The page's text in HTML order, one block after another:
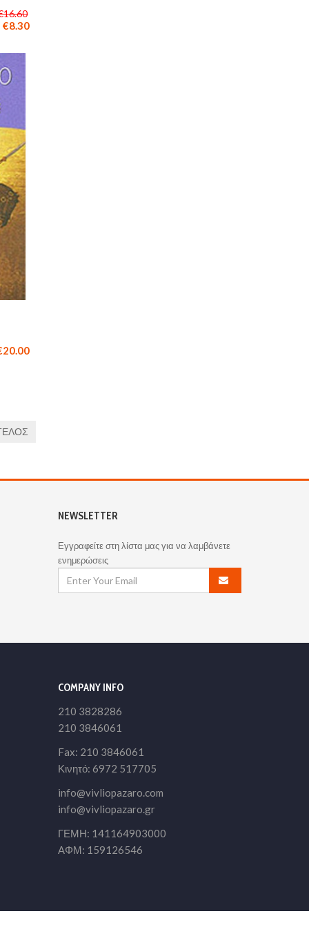
€8.30
NEWSLETTER
Εγγραφείτε στη λίστα μας για να λαμβάνετε
ενημερώσεις
COMPANY INFO
210 3828286
210 3846061
Fax: 210 3846061
Κινητό: 6972 517705
info@vivliopazaro.com
info@vivliopazaro.gr
ΓΕΜΗ: 141164903000
ΑΦΜ: 159126546